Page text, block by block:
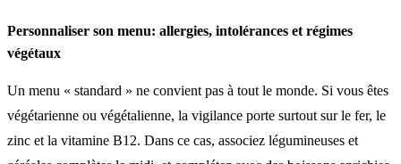
Personnaliser son menu: allergies, intolérances et régimes
végétaux
Un menu « standard » ne convient pas à tout le monde. Si vous êtes
végétarienne ou végétalienne, la vigilance porte surtout sur le fer, le
zinc et la vitamine B12. Dans ce cas, associez légumineuses et